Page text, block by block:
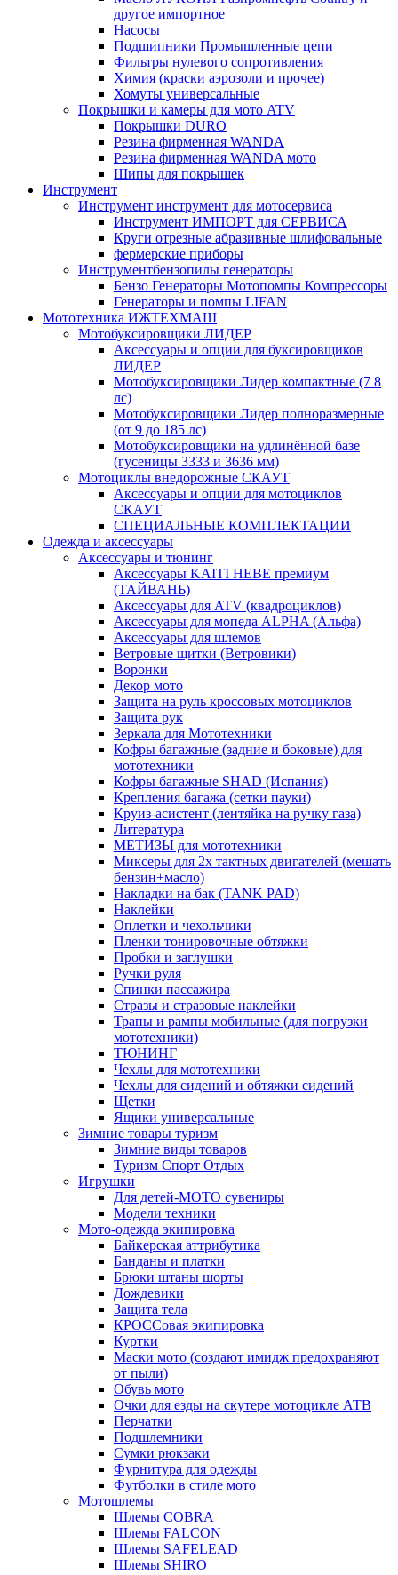
другое импортное
Насосы
Подшипники Промышленные цепи
Фильтры нулевого сопротивления
Химия (краски аэрозоли и прочее)
Хомуты универсальные
Покрышки и камеры для мото ATV
Покрышки DURO
Резина фирменная WANDA
Резина фирменная WANDA мото
Шипы для покрышек
Инструмент
Инструмент инструмент для мотосервиса
Инструмент ИМПОРТ для СЕРВИСА
Круги отрезные абразивные шлифовальные
фермерские приборы
Инструментбензопилы генераторы
Бензо Генераторы Мотопомпы Компрессоры
Генераторы и помпы LIFAN
Мототехника ИЖТЕХМАШ
Мотобуксировщики ЛИДЕР
Аксессуары и опции для буксировщиков
ЛИДЕР
Мотобуксировщики Лидер компактные (7 8
лс)
Мотобуксировщики Лидер полноразмерные
(от 9 до 185 лс)
Мотобуксировщики на удлинённой базе
(гусеницы 3333 и 3636 мм)
Мотоциклы внедорожные СКАУТ
Аксессуары и опции для мотоциклов
СКАУТ
СПЕЦИАЛЬНЫЕ КОМПЛЕКТАЦИИ
Одежда и аксессуары
Аксессуары и тюнинг
Аксессуары KAITI HEBE премиум
(ТАЙВАНЬ)
Аксессуары для ATV (квадроциклов)
Аксессуары для мопеда ALPHA (Альфа)
Аксессуары для шлемов
Ветровые щитки (Ветровики)
Воронки
Декор мото
Защита на руль кроссовых мотоциклов
Защита рук
Зеркала для Мототехники
Кофры багажные (задние и боковые) для
мототехники
Кофры багажные SHAD (Испания)
Крепления багажа (сетки пауки)
Круиз-асистент (лентяйка на ручку газа)
Литература
МЕТИЗЫ для мототехники
Миксеры для 2х тактных двигателей (мешать
бензин+масло)
Накладки на бак (TANK PAD)
Наклейки
Оплетки и чехольчики
Пленки тонировочные обтяжки
Пробки и заглушки
Ручки руля
Спинки пассажира
Стразы и стразовые наклейки
Трапы и рампы мобильные (для погрузки
мототехники)
ТЮНИНГ
Чехлы для мототехники
Чехлы для сидений и обтяжки сидений
Щетки
Ящики универсальные
Зимние товары туризм
Зимние виды товаров
Туризм Спорт Отдых
Игрушки
Для детей-МОТО сувениры
Модели техники
Мото-одежда экипировка
Байкерская аттрибутика
Банданы и платки
Брюки штаны шорты
Дождевики
Защита тела
КРОССовая экипировка
Куртки
Маски мото (создают имидж предохраняют
от пыли)
Обувь мото
Очки для езды на скутере мотоцикле АТВ
Перчатки
Подшлемники
Сумки рюкзаки
Фурнитура для одежды
Футболки в стиле мото
Мотошлемы
Шлемы COBRA
Шлемы FALCON
Шлемы SAFELEAD
Шлемы SHIRO